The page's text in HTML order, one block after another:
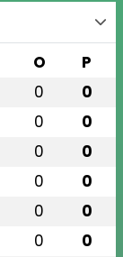
O P
0 0
0 0
0 0
0 0
0 0
0 0